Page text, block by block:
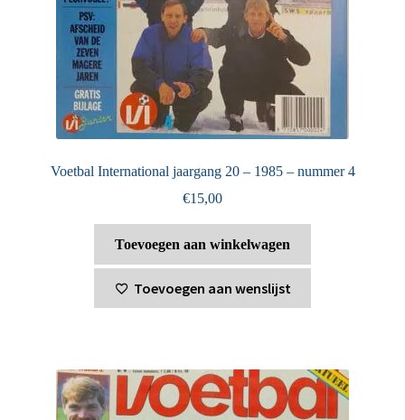
Voetbal International jaargang 20 – 1985 – nummer 4
€15,00
Toevoegen aan winkelwagen
Toevoegen aan wenslijst